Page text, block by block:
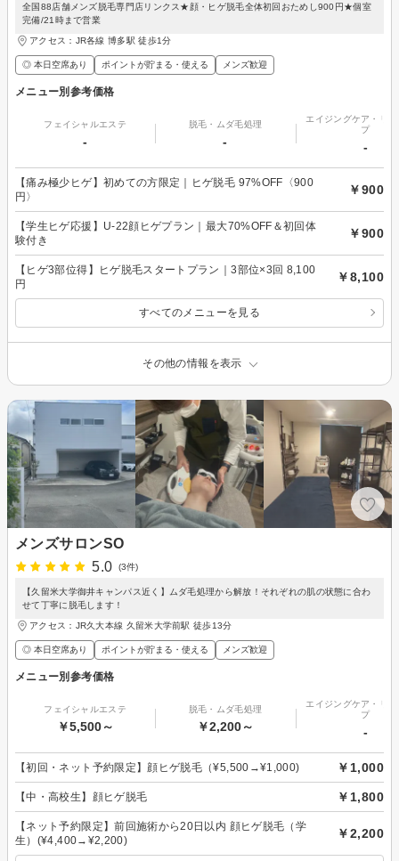
全国88店舗メンズ脱毛専門店リンクス★顔・ヒゲ脱毛全体初回おためし900円★個室
完備/21時まで営業
アクセス：JR各線 博多駅 徒歩1分
◎ 本日空席あり ポイントが貯まる・使える メンズ歓迎
メニュー別参考価格
フェイシャルエステ
-
脱毛・ムダ毛処理
-
エイジングケア・リ
プ
-
【痛み極少ヒゲ】初めての方限定｜ヒゲ脱毛 97%OFF〈900
円〉
￥900
【学生ヒゲ応援】U-22顔ヒゲプラン｜最大70%OFF＆初回体
験付き
￥900
【ヒゲ3部位得】ヒゲ脱毛スタートプラン｜3部位×3回 8,100
円
￥8,100
すべてのメニューを見る
その他の情報を表示
メンズサロンSO
5.0
(3件)
【久留米大学御井キャンパス近く】ムダ毛処理から解放！それぞれの肌の状態に合わ
せて丁寧に脱毛します！
アクセス：JR久大本線 久留米大学前駅 徒歩13分
◎ 本日空席あり ポイントが貯まる・使える メンズ歓迎
メニュー別参考価格
フェイシャルエステ
￥5,500～
脱毛・ムダ毛処理
￥2,200～
エイジングケア・リ
プ
-
【初回・ネット予約限定】顔ヒゲ脱毛（¥5,500→¥1,000) ￥1,000
【中・高校生】顔ヒゲ脱毛 ￥1,800
【ネット予約限定】前回施術から20日以内 顔ヒゲ脱毛（学
生）(¥4,400→¥2,200)
￥2,200